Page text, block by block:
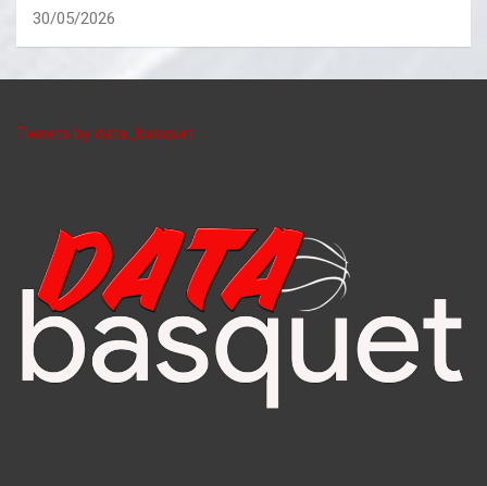
30/05/2026
Tweets by data_basquet